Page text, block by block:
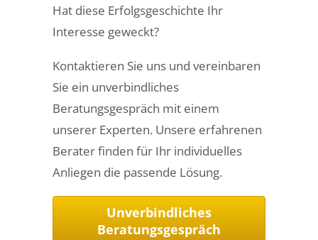
Hat diese Erfolgsgeschichte Ihr
Interesse geweckt?
Kontaktieren Sie uns und vereinbaren
Sie ein unverbindliches
Beratungsgespräch mit einem
unserer Experten. Unsere erfahrenen
Berater finden für Ihr individuelles
Anliegen die passende Lösung.
Unverbindliches
Beratungsgespräch